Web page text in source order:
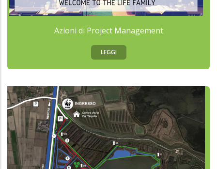
Azioni di Project Management
LEGGI